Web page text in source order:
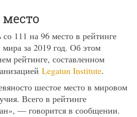
место
111 на 96 место в рейтинге
мира за 2019 год. Об этом
рейтинге, составленном
Legatun Institute.
шестое место в мировом
Всего в рейтинге
— говорится в сообщении.